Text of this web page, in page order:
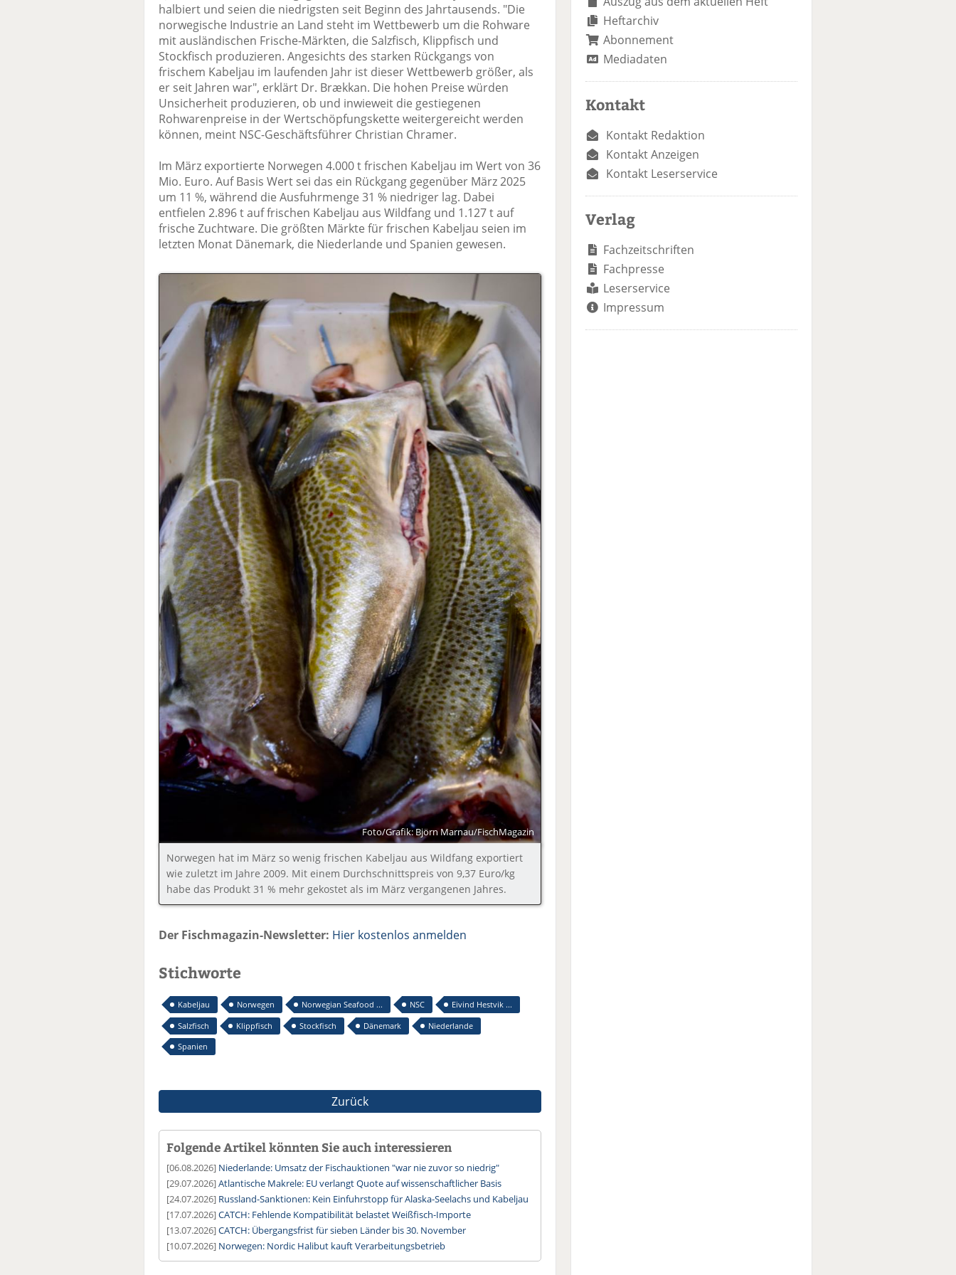
halbiert und seien die niedrigsten seit Beginn des Jahrtausends. "Die
norwegische Industrie an Land steht im Wettbewerb um die Rohware
mit ausländischen Frische-Märkten, die Salzfisch, Klippfisch und
Stockfisch produzieren. Angesichts des starken Rückgangs von
frischem Kabeljau im laufenden Jahr ist dieser Wettbewerb größer, als
er seit Jahren war", erklärt Dr. Brækkan. Die hohen Preise würden
Unsicherheit produzieren, ob und inwieweit die gestiegenen
Rohwarenpreise in der Wertschöpfungskette weitergereicht werden
können, meint NSC-Geschäftsführer Christian Chramer.
Im März exportierte Norwegen 4.000 t frischen Kabeljau im Wert von 36
Mio. Euro. Auf Basis Wert sei das ein Rückgang gegenüber März 2025
um 11 %, während die Ausfuhrmenge 31 % niedriger lag. Dabei
entfielen 2.896 t auf frischen Kabeljau aus Wildfang und 1.127 t auf
frische Zuchtware. Die größten Märkte für frischen Kabeljau seien im
letzten Monat Dänemark, die Niederlande und Spanien gewesen.
Foto/Grafik: Björn Marnau/FischMagazin
Norwegen hat im März so wenig frischen Kabeljau aus Wildfang exportiert
wie zuletzt im Jahre 2009. Mit einem Durchschnittspreis von 9,37 Euro/kg
habe das Produkt 31 % mehr gekostet als im März vergangenen Jahres.
Der Fischmagazin-Newsletter: Hier kostenlos anmelden
Stichworte
Kabeljau Norwegen Norwegian Seafood ... NSC
Eivind Hestvik ...
Salzfisch
Klippfisch Stockfisch Dänemark
Niederlande
Spanien
Zurück
Folgende Artikel könnten Sie auch interessieren
[06.08.2026] Niederlande: Umsatz der Fischauktionen "war nie zuvor so niedrig"
[29.07.2026]Atlantische Makrele: EU verlangt Quote auf wissenschaftlicher Basis
[24.07.2026] Russland-Sanktionen: Kein Einfuhrstopp für Alaska-Seelachs und Kabeljau
[17.07.2026]CATCH: Fehlende Kompatibilität belastet Weißfisch-Importe
[13.07.2026]CATCH: Übergangsfrist für sieben Länder bis 30. November
[10.07.2026] Norwegen: Nordic Halibut kauft Verarbeitungsbetrieb
Heftarchiv
Abonnement
Mediadaten
Kontakt
Kontakt Redaktion
Kontakt Anzeigen
Kontakt Leserservice
Verlag
Fachzeitschriften
Fachpresse
Leserservice
Impressum